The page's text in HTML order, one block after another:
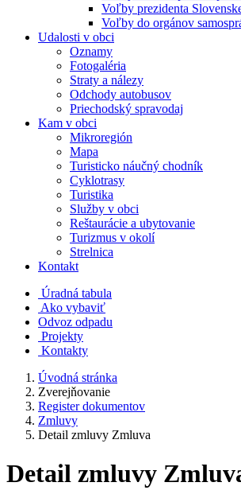
Voľby prezidenta
Voľby do orgánov
Udalosti v obci
Oznamy
Fotogaléria
Straty a nálezy
Odchody autobusov
Priechodský spravodaj
Kam v obci
Mikroregión
Mapa
Turisticko náučný chodník
Cyklotrasy
Turistika
Služby v obci
Reštaurácie a ubytovanie
Turizmus v okolí
Strelnica
Kontakt
Úradná tabula
Ako vybaviť
Odvoz odpadu
Projekty
Kontakty
Úvodná stránka
Zverejňovanie
Register dokumentov
Zmluvy
Detail zmluvy Zmluva
Detail zmluvy